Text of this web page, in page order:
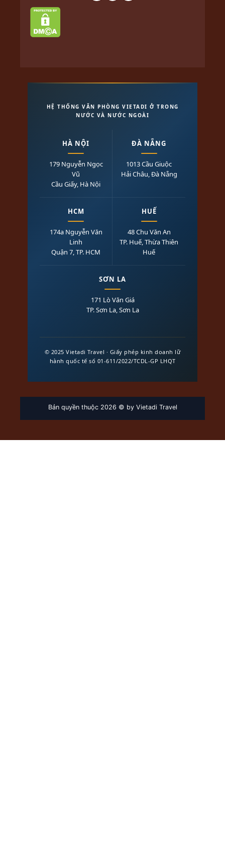
HỆ THỐNG VĂN PHÒNG VIETADI Ở TRONG
NƯỚC VÀ NƯỚC NGOÀI
HÀ NỘI
179 Nguyễn Ngọc
Vũ
Cầu Giấy, Hà Nội
ĐÀ NẴNG
1013 Cầu Giuộc
Hải Châu, Đà Nẵng
HCM
174a Nguyễn Văn
Linh
Quận 7, TP. HCM
HUẾ
48 Chu Văn An
TP. Huế, Thừa Thiên
Huế
SƠN LA
171 Lò Văn Giá
TP. Sơn La, Sơn La
© 2025 Vietadi Travel · Giấy phép kinh doanh lữ
hành quốc tế số 01-611/2022/TCDL-GP LHQT
Bản quyền thuộc 2026 © by Vietadi Travel